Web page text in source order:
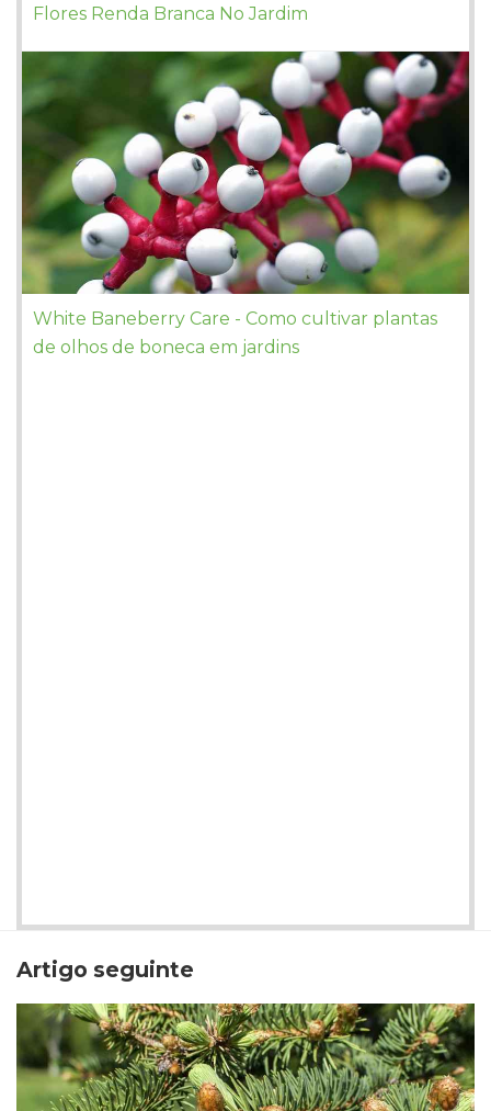
Flores Renda Branca No Jardim
White Baneberry Care - Como cultivar plantas
de olhos de boneca em jardins
Artigo seguinte